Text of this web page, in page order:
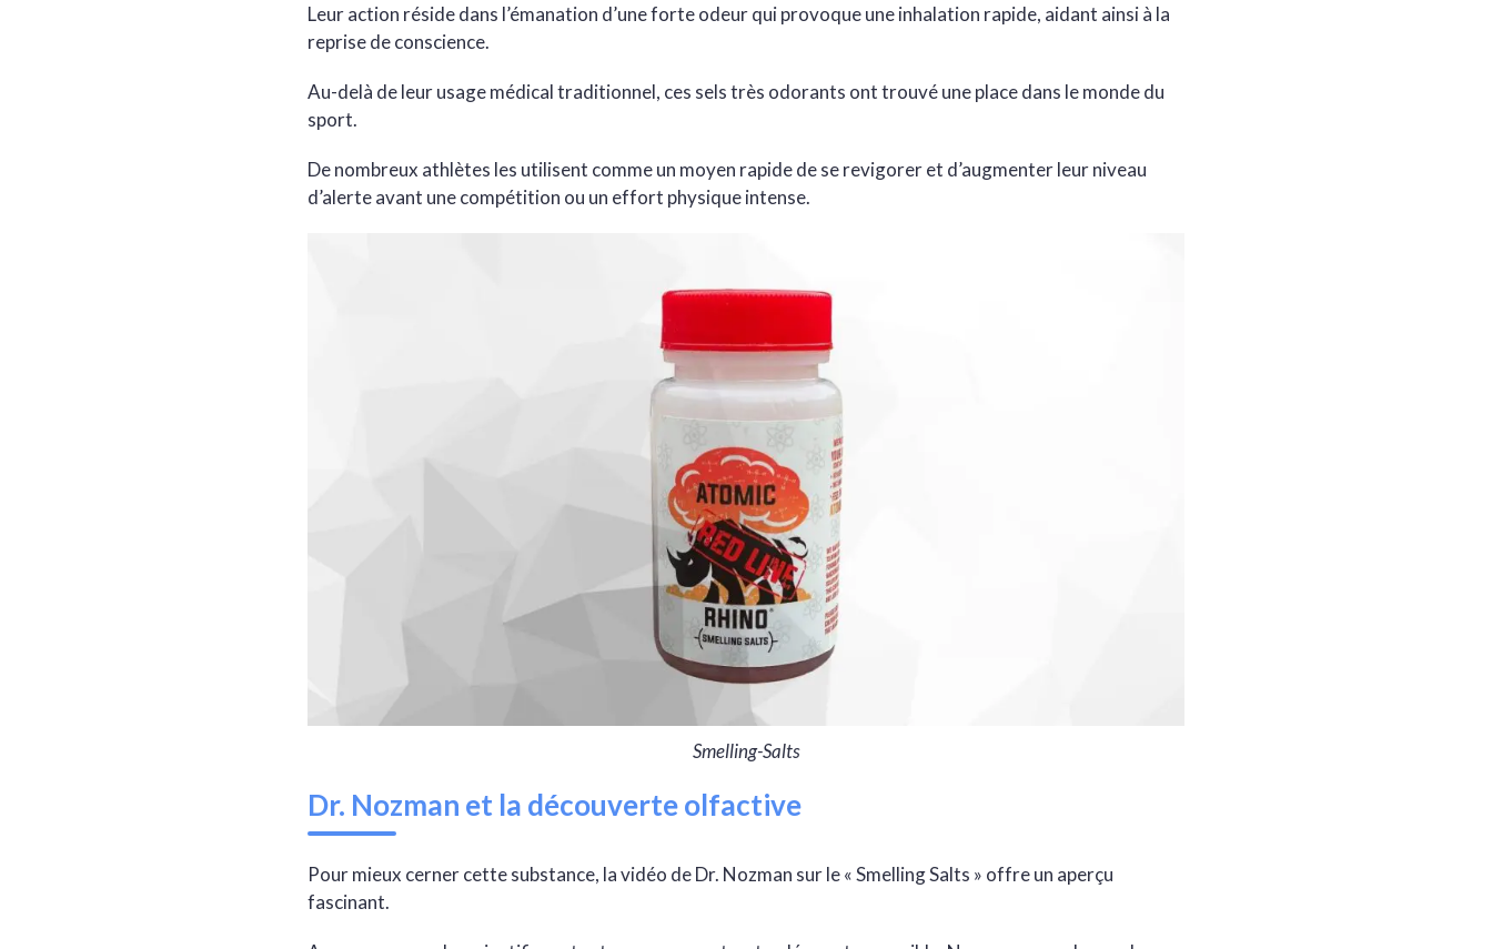
Leur action réside dans l’émanation d’une forte odeur qui provoque une inhalation rapide, aidant ainsi à la
reprise de conscience.
Au-delà de leur usage médical traditionnel, ces sels très odorants ont trouvé une place dans le monde du
sport.
De nombreux athlètes les utilisent comme un moyen rapide de se revigorer et d’augmenter leur niveau
d’alerte avant une compétition ou un effort physique intense.
Smelling-Salts
Dr. Nozman et la découverte olfactive
Pour mieux cerner cette substance, la vidéo de Dr. Nozman sur le « Smelling Salts » offre un aperçu
fascinant.